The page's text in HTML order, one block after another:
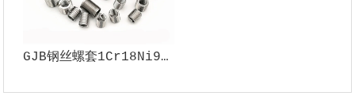
GJB钢丝螺套1Cr18Ni9Ti 材料多种型号支持定制5H 6H精度